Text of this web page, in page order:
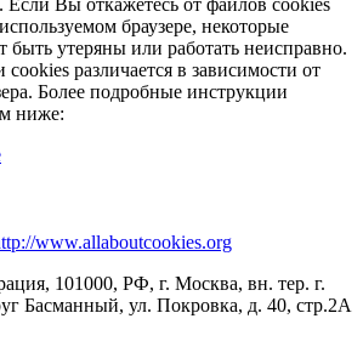
Если Вы откажетесь от файлов cookies
браузере, некоторые
быть утеряны или работать неисправно.
различается в зависимости от
Более подробные инструкции
ниже:
www.allaboutcookies.org
101000, РФ, г. Москва, вн. тер. г.
Басманный, ул. Покровка, д. 40, стр.2А